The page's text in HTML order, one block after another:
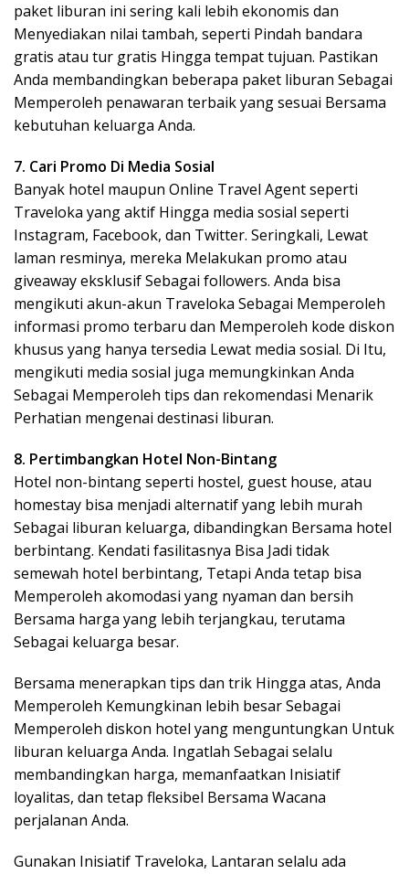
paket liburan ini sering kali lebih ekonomis dan
Menyediakan nilai tambah, seperti Pindah bandara
gratis atau tur gratis Hingga tempat tujuan. Pastikan
Anda membandingkan beberapa paket liburan Sebagai
Memperoleh penawaran terbaik yang sesuai Bersama
kebutuhan keluarga Anda.
7. Cari Promo Di Media Sosial
Banyak hotel maupun Online Travel Agent seperti
Traveloka yang aktif Hingga media sosial seperti
Instagram, Facebook, dan Twitter. Seringkali, Lewat
laman resminya, mereka Melakukan promo atau
giveaway eksklusif Sebagai followers. Anda bisa
mengikuti akun-akun Traveloka Sebagai Memperoleh
informasi promo terbaru dan Memperoleh kode diskon
khusus yang hanya tersedia Lewat media sosial. Di Itu,
mengikuti media sosial juga memungkinkan Anda
Sebagai Memperoleh tips dan rekomendasi Menarik
Perhatian mengenai destinasi liburan.
8. Pertimbangkan Hotel Non-Bintang
Hotel non-bintang seperti hostel, guest house, atau
homestay bisa menjadi alternatif yang lebih murah
Sebagai liburan keluarga, dibandingkan Bersama hotel
berbintang. Kendati fasilitasnya Bisa Jadi tidak
semewah hotel berbintang, Tetapi Anda tetap bisa
Memperoleh akomodasi yang nyaman dan bersih
Bersama harga yang lebih terjangkau, terutama
Sebagai keluarga besar.
Bersama menerapkan tips dan trik Hingga atas, Anda
Memperoleh Kemungkinan lebih besar Sebagai
Memperoleh diskon hotel yang menguntungkan Untuk
liburan keluarga Anda. Ingatlah Sebagai selalu
membandingkan harga, memanfaatkan Inisiatif
loyalitas, dan tetap fleksibel Bersama Wacana
perjalanan Anda.
Gunakan Inisiatif Traveloka, Lantaran selalu ada